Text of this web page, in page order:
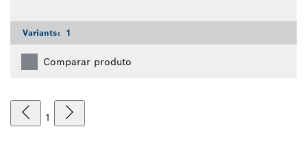
Variants: 1
Comparar produto
1